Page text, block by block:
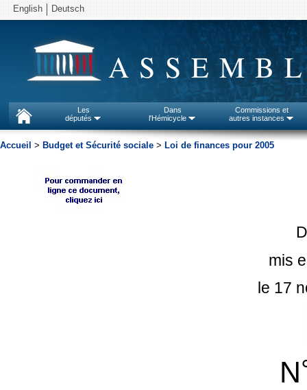
English Deutsch
Les
députés
Dans
l'Hémicycle
Commissions et
autres instances
Accueil > Budget et Sécurité sociale > Loi de finances pour 2005
mis
le 17
N